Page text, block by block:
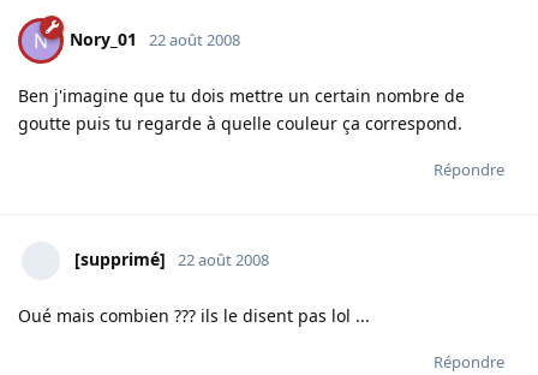
N Nory_01 22 août 2008
Ben j'imagine que tu dois mettre un certain nombre de
goutte puis tu regarde à quelle couleur ça correspond.
Répondre
[supprimé] 22 août 2008
Oué mais combien ??? ils le disent pas lol ...
Répondre